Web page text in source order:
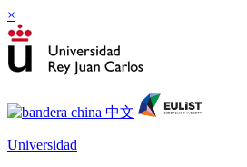
×
Universidad